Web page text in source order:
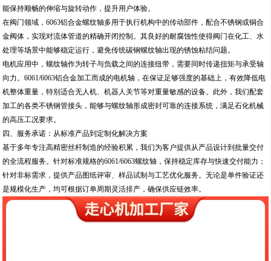
能保持顺畅的伸缩与旋转动作，提升用户体验。
在阀门领域，6063铝合金螺纹轴多用于执行机构中的传动部件，配合不锈钢或铜合
金阀体，实现对流体管道的精确开闭控制。其良好的耐腐蚀性使得阀门在化工、水
处理等场景中能够稳定运行，避免传统碳钢螺纹轴出现的锈蚀粘结问题。
电机应用中，螺纹轴作为转子与负载之间的连接纽带，需要同时传递扭矩与承受轴
向力。6061/6063铝合金加工而成的电机轴，在保证足够强度的基础上，有效降低电
机整体重量，特别适合无人机、机器人关节等对重量敏感的设备。此外，我们配套
加工的各类不锈钢管接头，能够与螺纹轴形成密封可靠的连接系统，满足石化机械
的高压工况要求。
四、服务承诺：从标准产品到定制化解决方案
基于多年专注高精密丝杆制造的经验积累，我们为客户提供从产品设计到批量交付
的全流程服务。针对标准规格的6061/6063螺纹轴，保持稳定库存与快速交付能力；
针对非标需求，提供产品图纸评审、样品试制与工艺优化服务。无论是单件验证还
是规模化生产，均可根据订单周期灵活排产，确保供应链效率。